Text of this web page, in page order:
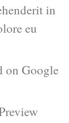
in
eu
on Google